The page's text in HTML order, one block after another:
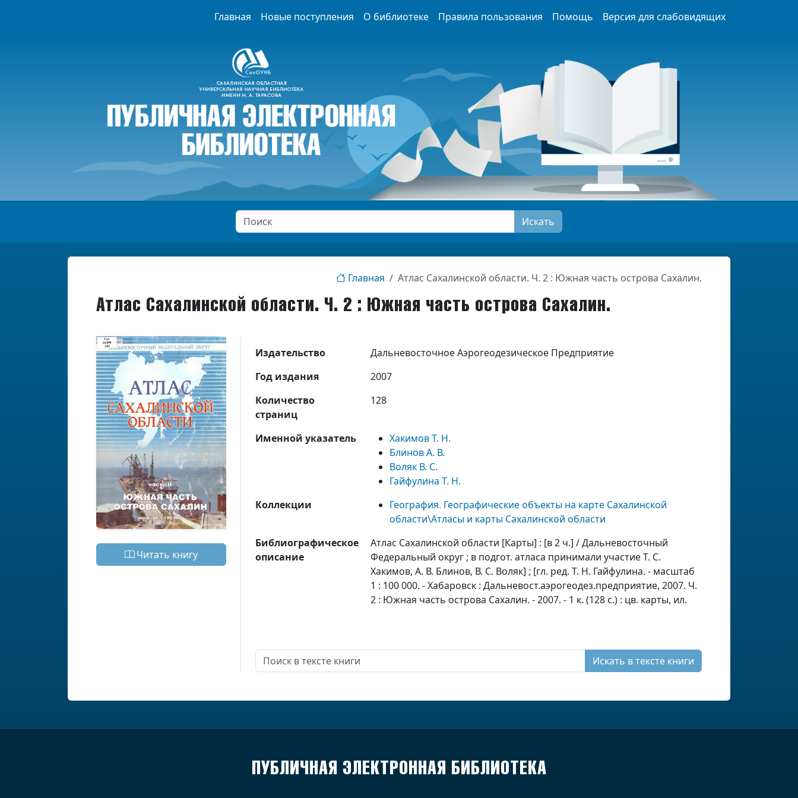
Главная Новые поступления О библиотеке Правила пользования Помощь Версия для слабовидящих
Искать
Главная Атлас Сахалинской области. Ч. 2 : Южная часть острова Сахалин.
Атлас Сахалинской области. Ч. 2 : Южная часть острова Сахалин.
Читать книгу
Издательство
Дальневосточное Аэрогеодезическое Предприятие
Год издания
2007
Количество
страниц
128
Именной указатель
Хакимов Т. Н.
Блинов А. В.
Воляк В. С.
Гайфулина Т. Н.
Коллекции
География. Географические объекты на карте Сахалинской
области\Атласы и карты Сахалинской области
Библиографическое
описание
Атлас Сахалинской области [Карты] : [в 2 ч.] / Дальневосточный
Федеральный округ ; в подгот. атласа принимали участие Т. С.
Хакимов, А. В. Блинов, В. С. Воляк] ; [гл. ред. Т. Н. Гайфулина. - масштаб
1 : 100 000. - Хабаровск : Дальневост.аэрогеодез.предприятие, 2007. Ч.
2 : Южная часть острова Сахалин. - 2007. - 1 к. (128 с.) : цв. карты, ил.
Искать в тексте книги
ПУБЛИЧНАЯ ЭЛЕКТРОННАЯ БИБЛИОТЕКА